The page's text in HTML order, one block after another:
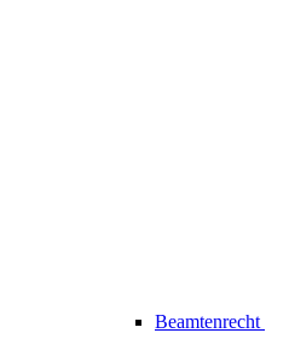
Beamtenrecht